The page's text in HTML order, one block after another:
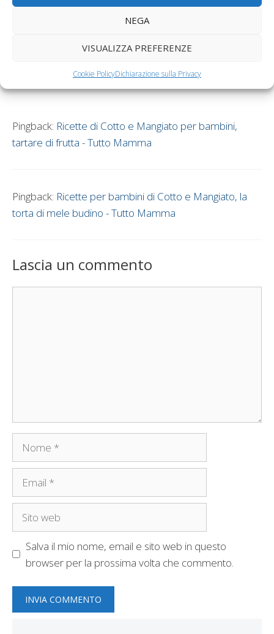
NEGA
VISUALIZZA PREFERENZE
Cookie PolicyDichiarazione sulla Privacy
2 commenti su “Ricette di
Cotto e Mangiato per
bambini, frittelle di mele”
Pingback: Ricette di Cotto e Mangiato per bambini,
tartare di frutta - Tutto Mamma
Pingback: Ricette per bambini di Cotto e Mangiato, la
torta di mele budino - Tutto Mamma
Lascia un commento
Salva il mio nome, email e sito web in questo
browser per la prossima volta che commento.